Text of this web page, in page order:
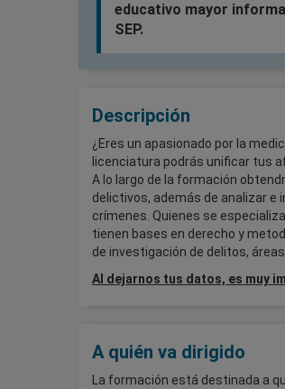
educativo mayor
SEP.
Descripción
¿Eres un apasionado por la
licenciatura podrás unificar tus
A lo largo de la formación
delictivos, además de analizar e
crímenes. Quienes se
tienen bases en derecho y
de investigación de delitos,
Al dejarnos tus datos, es muy
A quién va dirigido
La formación está destinada a